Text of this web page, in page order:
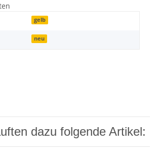
gelb
neu
dazu folgende Artikel: